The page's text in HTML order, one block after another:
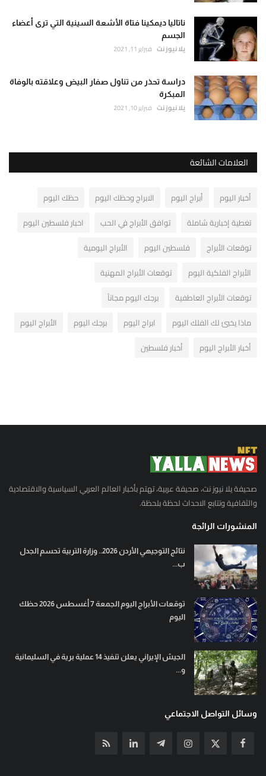
ناتاليا ديمكينا فتاة الأشعة السينية التي ترى أعضاء
الجسم
يلا نيوز نت فبراير 11, 2021
دراسة تحذر من تناول صفار البيض وعلاقته بالوفاة
المبكرة
يلا نيوز نت فبراير 10, 2021
العلامات الشائعة
أخبار اليوم أبراج اليوم الابراج وحظك اليوم
حظك اليوم
تغطية إخبارية شاملة
توافق الأبراج في الحب
اخبار فلسطين اليوم
توقعات الأبراج
فلسطين اليوم
الأبراج اليومية
الأبراج الفلكية اليوم
توقعات الأبراج المهنية
توقعات الأبراج العاطفية
برجك اليوم مجاناً
ماذا يخبئ لك الفلك اليوم
ابراج اليوم برجك اليوم
الأبراج اليوم
أخبار الأبراج اليوم
أخبار فلسطين
صحيفة يلا نيوز نت، صحيفة عربية، تهتم بأخبار العالم العربي السياسية والاقتصادية
والثقافية وتتابع الاحداث لحظة بلحظة.
المنشورات الرائجة
نتائج التوجيهي الأردن 2026.. وزارة التربية تحسم الجدل
ب...
توقعات الأبراج اليوم الجمعة 7 أغسطس 2026 حظك
اليوم
الجيش الإيراني يعلن تنفيذ 14 عملية برية في السليمانية
و...
وسائل التواصل الاجتماعي